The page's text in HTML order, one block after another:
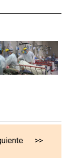
>>